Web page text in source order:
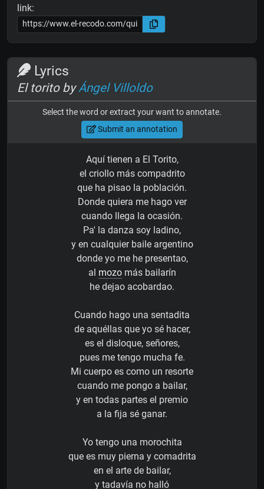
link:
Lyrics
El torito byÁngel Villoldo
Select the word or extract your want to annotate.
Submit an annotation
Aquí tienen a El Torito,
el criollo más compadrito
que ha pisao la población.
Donde quiera me hago ver
cuando llega la ocasión.
Pa' la danza soy ladino,
y en cualquier baile argentino
donde yo me he presentao,
al mozomás bailarín
he dejao acobardao.
Cuando hago una sentadita
de aquéllas que yo sé hacer,
es el disloque, señores,
pues me tengo mucha fe.
Mi cuerpo es como un resorte
cuando me pongo a bailar,
y en todas partes el premio
a la fija sé ganar.
Yo tengo una morochita
que es muy pierna y comadrita
en el arte de bailar,
y tadavía no halló